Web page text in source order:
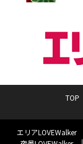
TOP
エリアLOVEWalker